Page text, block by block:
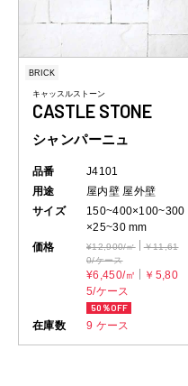
BRICK
キャッスルストーン
CASTLE STONE
シャンパーニュ
品番
J4101
用途
屋内壁 屋外壁
サイズ
150~400×100~300
×25~30 mm
価格
¥12,900/㎡
￥11,61
0/ケース
¥6,450/㎡
￥5,80
5/ケース
50％OFF
在庫数 9 ケース